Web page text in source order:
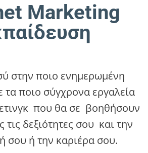
Marketing
στην ποιο ενημερωμένη
ποιο σύγχρονα εργαλεία
που θα σε βοηθήσουν
τις δεξιότητες σου και την
σου ή την καριέρα σου.